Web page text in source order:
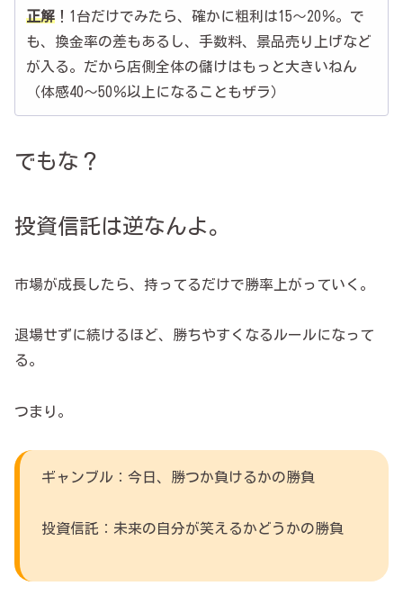
正解 ！1台だけでみたら、確かに粗利は15～20％。で
も、換金率の差もあるし、手数料、景品売り上げなど
が入る。だから店側全体の儲けはもっと大きいねん
（体感40～50％以上になることもザラ）
でもな？
投資信託は逆なんよ。
市場が成長したら、持ってるだけで勝率上がっていく。
退場せずに続けるほど、勝ちやすくなるルールになって
る。
つまり。
ギャンブル：今日、勝つか負けるかの勝負
投資信託：未来の自分が笑えるかどうかの勝負